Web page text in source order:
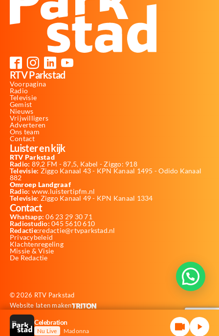
RTV Parkstad
Voorpagina
Radio
Televisie
Gemist
Nieuws
Vrijwilligers
Adverteren
Ons team
Contact
Luister en kijk
RTV Parkstad
Radio: 89,2 FM - 87,5, Kabel - Ziggo: 918
Televisie: Ziggo Kanaal 43 - KPN Kanaal 1495 - Odido Kanaal
882
Omroep Landgraaf
Radio: www.luistertipfm.nl
Televisie: Ziggo Kanaal 49 - KPN Kanaal 1334
Contact
Whatsapp: 06 23 29 30 71
Radiostudio: 045 5610 610
Redactie:redactie@rtvparkstad.nl
Privacybeleid
Klachtenregeling
Missie & Visie
De Redactie
© 2026 RTV Parkstad
Website laten maken
Celebration
Nu Live Madonna